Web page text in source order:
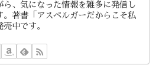
ら、気になった情報を雑多に発信し
。著書「アスペルガーだからこそ私
売中です。